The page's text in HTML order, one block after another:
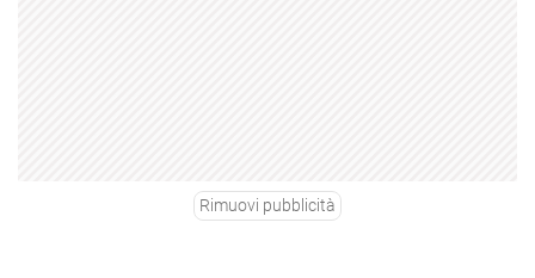
Rimuovi pubblicità